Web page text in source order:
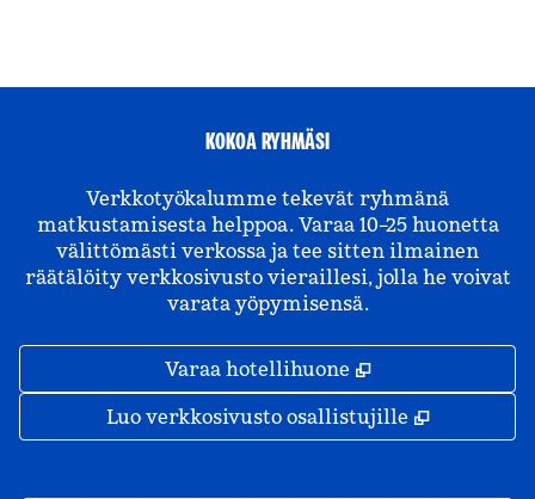
KOKOA RYHMÄSI
Verkkotyökalumme tekevät ryhmänä
matkustamisesta helppoa. Varaa 10–25 huonetta
välittömästi verkossa ja tee sitten ilmainen
räätälöity verkkosivusto vieraillesi, jolla he voivat
varata yöpymisensä.
Varaa hotellihuone ,
Luo verkkosivusto osallistujille ,